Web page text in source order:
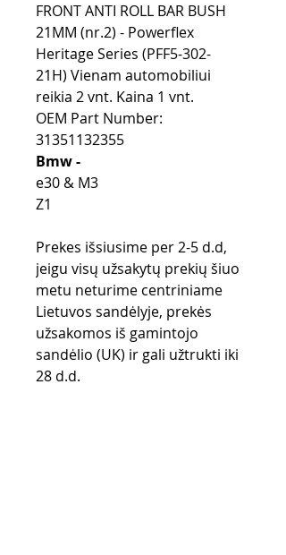
FRONT ANTI ROLL BAR BUSH
21MM (nr.2) - Powerflex
Heritage Series (PFF5-302-
21H) Vienam automobiliui
reikia 2 vnt. Kaina 1 vnt.
OEM Part Number:
31351132355
Bmw -
e30 & M3
Z1
Prekes išsiusime per 2-5 d.d,
jeigu visų užsakytų prekių šiuo
metu neturime centriniame
Lietuvos sandėlyje, prekės
užsakomos iš gamintojo
sandėlio (UK) ir gali užtrukti iki
28 d.d.